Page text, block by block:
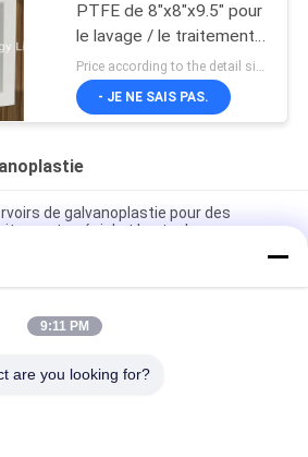
PTFE de 8"x8"x9.5" pour
le lavage / le traitement /
la gravure
- JE NE SAIS PAS.
de galvanoplastie pour des
spécial et le stockage
réservoir de nickelage pour le
des produits chimiques
l'utilisation 12mm pp de solution pour
9:11 PM
are you looking for?